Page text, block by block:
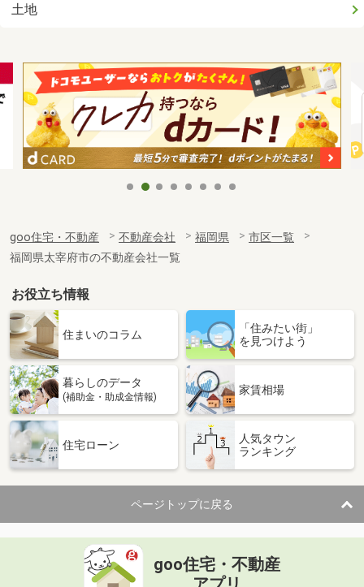
土地
goo住宅・不動産 不動産会社 福岡県
市区一覧
福岡県太宰府市の不動産会社一覧
お役立ち情報
住まいのコラム
「住みたい街」
を見つけよう
暮らしのデータ
(補助金・助成金情報)
家賃相場
住宅ローン
人気タウン
ランキング
ページトップに戻る
goo住宅・不動産